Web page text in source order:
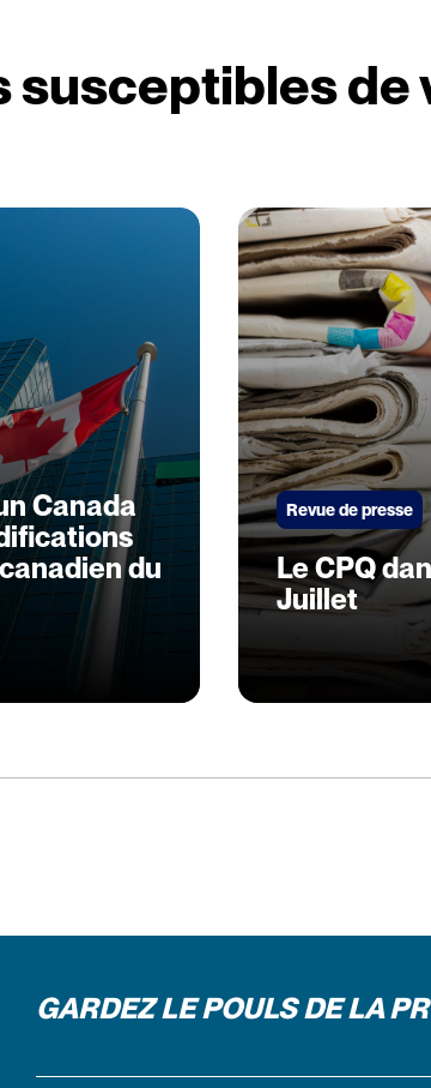
susceptibles de
Canada
du
Revue de presse
Le CPQ
Juillet
GARDEZ LE POULS DE LA